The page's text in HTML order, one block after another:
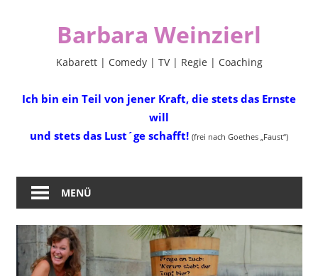
Barbara Weinzierl
Kabarett | Comedy | TV | Regie | Coaching
Ich bin ein Teil von jener Kraft, die stets das Ernste
will
und stets das Lust´ge schafft! (frei nach Goethes „Faust“)
MENÜ